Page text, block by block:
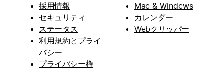
採用情報
セキュリティ
ステータス
利用規約とプライ
バシー
プライバシー権
Mac & Windows
カレンダー
Webクリッパー